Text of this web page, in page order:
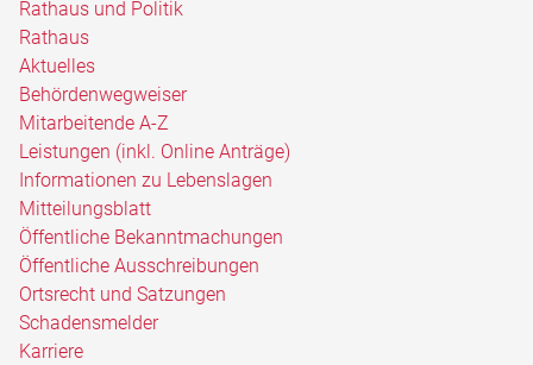
Rathaus und Politik
Rathaus
Aktuelles
Behördenwegweiser
Mitarbeitende A-Z
Leistungen (inkl. Online Anträge)
Informationen zu Lebenslagen
Mitteilungsblatt
Öffentliche Bekanntmachungen
Öffentliche Ausschreibungen
Ortsrecht und Satzungen
Schadensmelder
Karriere